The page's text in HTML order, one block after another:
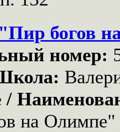
богов
номер:
/
на Олимпе"